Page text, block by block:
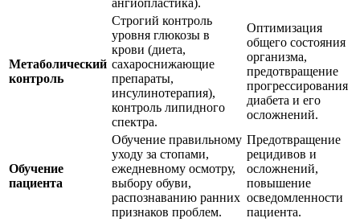
ангиопластика).
Метаболический
контроль
Строгий контроль
уровня глюкозы в
крови (диета,
сахароснижающие
препараты,
инсулинотерапия),
контроль липидного
спектра.
Оптимизация
общего состояния
организма,
предотвращение
прогрессирования
диабета и его
осложнений.
Обучение
пациента
Обучение правильному
уходу за стопами,
ежедневному осмотру,
выбору обуви,
распознаванию ранних
признаков проблем.
Предотвращение
рецидивов и
осложнений,
повышение
осведомленности
пациента.